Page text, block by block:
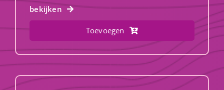
bekijken
Toevoegen